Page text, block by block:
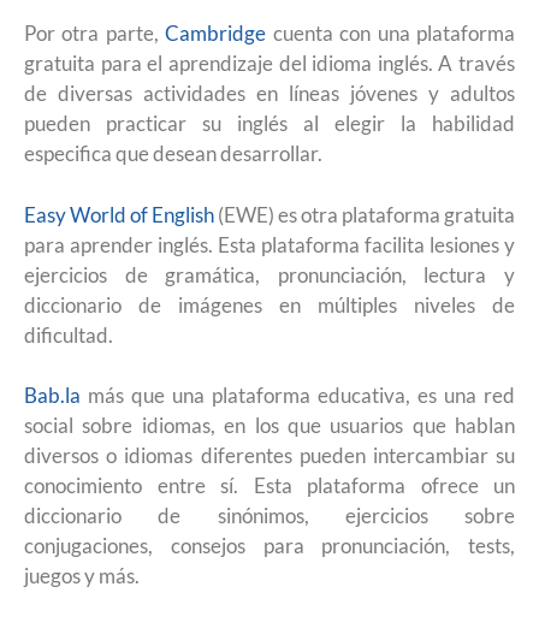
Por otra parte,Cambridge cuenta con una plataforma
gratuita para el aprendizaje del idioma inglés. A través
de diversas actividades en líneas jóvenes y adultos
pueden practicar su inglés al elegir la habilidad
especifica que desean desarrollar.
Easy World of English(EWE) es otra plataforma gratuita
para aprender inglés. Esta plataforma facilita lesiones y
ejercicios de gramática, pronunciación, lectura y
diccionario de imágenes en múltiples niveles de
dificultad.
Bab.la más que una plataforma educativa, es una red
social sobre idiomas, en los que usuarios que hablan
diversos o idiomas diferentes pueden intercambiar su
conocimiento entre sí. Esta plataforma ofrece un
diccionario de sinónimos, ejercicios sobre
conjugaciones, consejos para pronunciación, tests,
juegos y más.